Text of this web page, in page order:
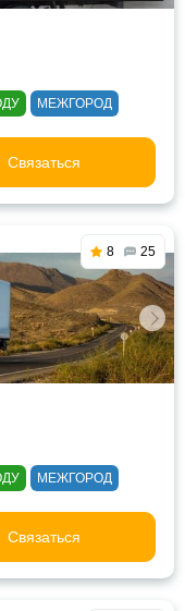
МЕЖГОРОД
Связаться
8 25
МЕЖГОРОД
Связаться